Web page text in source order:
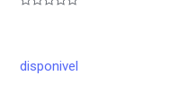
5
disponivel